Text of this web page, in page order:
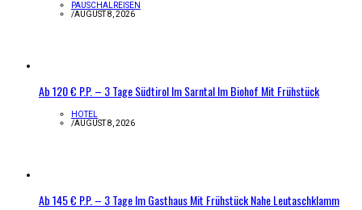
PAUSCHALREISEN
/AUGUST 8, 2026
Ab 120 € P.P. – 3 Tage Südtirol Im Sarntal Im Biohof Mit Frühstück
HOTEL
/AUGUST 8, 2026
Ab 145 € P.P. – 3 Tage Im Gasthaus Mit Frühstück Nahe Leutaschklamm